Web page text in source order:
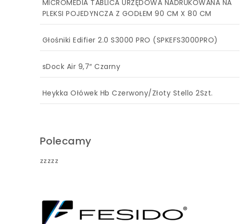
MICROMEDIA TABLICA URZĘDOWA NADRUKOWANA NA
PLEKSI POJEDYNCZA Z GODŁEM 90 CM X 80 CM
Głośniki Edifier 2.0 S3000 PRO (SPKEFS3000PRO)
sDock Air 9,7″ Czarny
Heykka Ołówek Hb Czerwony/Złoty Stello 2Szt.
Polecamy
zzzzz